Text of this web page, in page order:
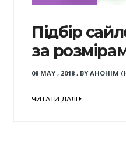
Підбір
за
08 MAY , 2018, BY АНОНІМ
ЧИТАТИ ДАЛІ